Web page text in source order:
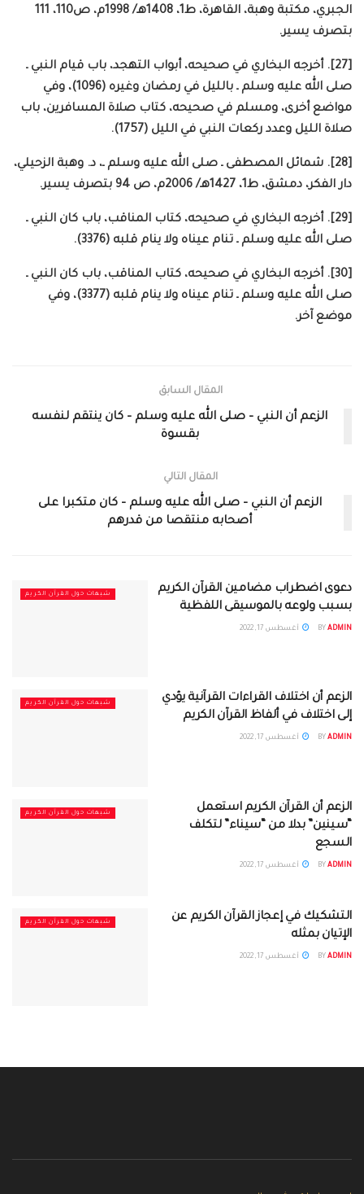
الجبري، مكتبة وهبة، القاهرة، ط1، 1408هـ/ 1998م، ص110، 111
بتصرف يسير.
[27]. أخرجه البخاري في صحيحه، أبواب التهجد، باب قيام النبي ـ
صلى الله عليه وسلم ـ بالليل في رمضان وغيره (1096)، وفي
مواضع أخرى، ومسلم في صحيحه، كتاب صلاة المسافرين، باب
صلاة الليل وعدد ركعات النبي في الليل (1757).
[28]. شمائل المصطفى ـ صلى الله عليه وسلم ـ، د. وهبة الزحيلي،
دار الفكر، دمشق، ط1، 1427هـ/ 2006م، ص 94 بتصرف يسير.
[29]. أخرجه البخاري في صحيحه، كتاب المناقب، باب كان النبي ـ
صلى الله عليه وسلم ـ تنام عيناه ولا ينام قلبه (3376).
[30]. أخرجه البخاري في صحيحه، كتاب المناقب، باب كان النبي ـ
صلى الله عليه وسلم ـ تنام عيناه ولا ينام قلبه (3377)، وفي
موضع آخر.
المقال السابق
الزعم أن النبي – صلى الله عليه وسلم – كان ينتقم لنفسه
بقسوة
المقال التالي
الزعم أن النبي – صلى الله عليه وسلم – كان متكبرا على
أصحابه منتقصا من قدرهم
شبهات حول القرآن الكريم
دعوى اضطراب مضامين القرآن الكريم
بسبب ولوعه بالموسيقى اللفظية
BY ADMIN أغسطس 17, 2022
شبهات حول القرآن الكريم
الزعم أن اختلاف القراءات القرآنية يؤدي
إلى اختلاف في ألفاظ القرآن الكريم
BY ADMIN أغسطس 17, 2022
شبهات حول القرآن الكريم
الزعم أن القرآن الكريم استعمل
“سينين” بدلا من “سيناء” لتكلف
السجع
BY ADMIN أغسطس 17, 2022
شبهات حول القرآن الكريم
التشكيك في إعجاز القرآن الكريم عن
الإتيان بمثله
BY ADMIN أغسطس 17, 2022